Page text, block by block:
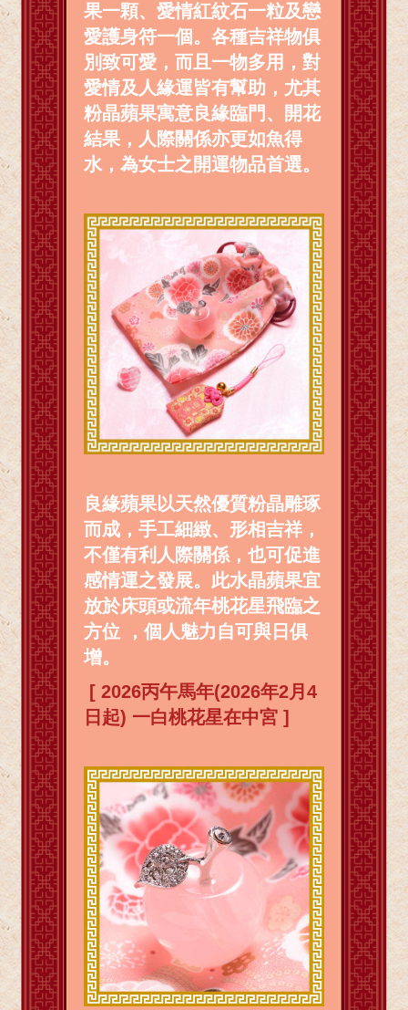
果一顆、愛情紅紋石一粒及戀
愛護身符一個。各種吉祥物俱
別致可愛，而且一物多用，對
愛情及人緣運皆有幫助，尤其
粉晶蘋果寓意良緣臨門、開花
結果，人際關係亦更如魚得
水，為女士之開運物品首選。
良緣蘋果以天然優質粉晶雕琢
而成，手工細緻、形相吉祥，
不僅有利人際關係，也可促進
感情運之發展。此水晶蘋果宜
放於床頭或流年桃花星飛臨之
方位 ，個人魅力自可與日俱
增。
[ 2026丙午馬年(2026年2月4
日起) 一白桃花星在中宮 ]